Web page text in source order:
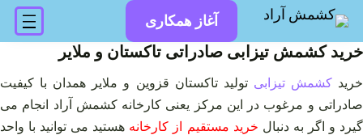
محتوا
آغاز همکاری
خرید کشمش تیزابی صادراتی تاکستان و ملایر
خریدکشمش تیزابی تولید تاکستان قزوین و ملایر همدان با کیفیت
صادراتی و مرغوب در این مرکز یعنی کارخانه کشمش آراد انجام می
گیرد و اگر به دنبال خرید مستقیم از کارخانه هستید می توانید با واحد